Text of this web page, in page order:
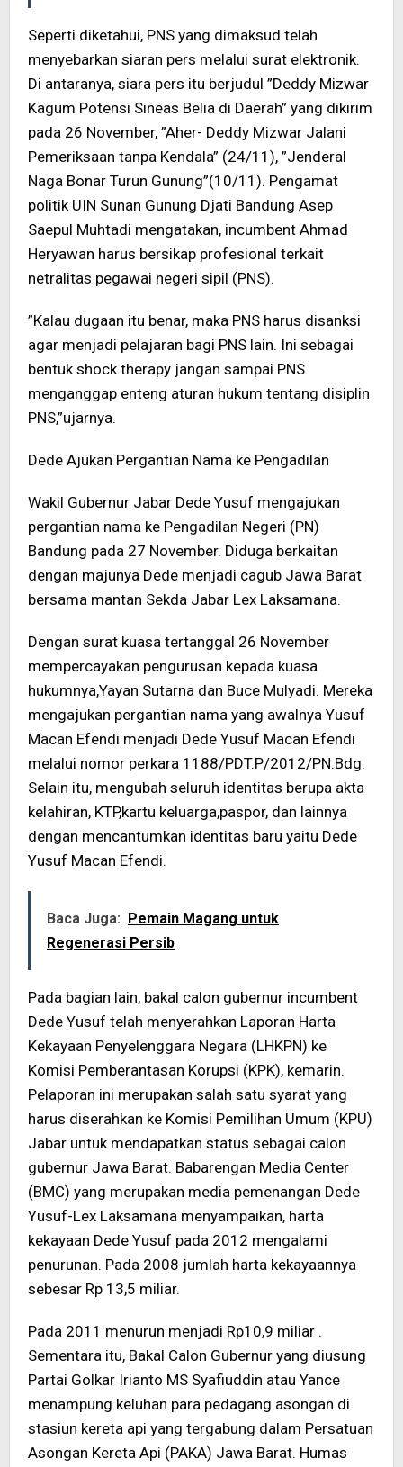
Seperti diketahui, PNS yang dimaksud telah
menyebarkan siaran pers melalui surat elektronik.
Di antaranya, siara pers itu berjudul ”Deddy Mizwar
Kagum Potensi Sineas Belia di Daerah” yang dikirim
pada 26 November, ”Aher- Deddy Mizwar Jalani
Pemeriksaan tanpa Kendala” (24/11), ”Jenderal
Naga Bonar Turun Gunung”(10/11). Pengamat
politik UIN Sunan Gunung Djati Bandung Asep
Saepul Muhtadi mengatakan, incumbent Ahmad
Heryawan harus bersikap profesional terkait
netralitas pegawai negeri sipil (PNS).
”Kalau dugaan itu benar, maka PNS harus disanksi
agar menjadi pelajaran bagi PNS lain. Ini sebagai
bentuk shock therapy jangan sampai PNS
menganggap enteng aturan hukum tentang disiplin
PNS,”ujarnya.
Dede Ajukan Pergantian Nama ke Pengadilan
Wakil Gubernur Jabar Dede Yusuf mengajukan
pergantian nama ke Pengadilan Negeri (PN)
Bandung pada 27 November. Diduga berkaitan
dengan majunya Dede menjadi cagub Jawa Barat
bersama mantan Sekda Jabar Lex Laksamana.
Dengan surat kuasa tertanggal 26 November
mempercayakan pengurusan kepada kuasa
hukumnya,Yayan Sutarna dan Buce Mulyadi. Mereka
mengajukan pergantian nama yang awalnya Yusuf
Macan Efendi menjadi Dede Yusuf Macan Efendi
melalui nomor perkara 1188/PDT.P/2012/PN.Bdg.
Selain itu, mengubah seluruh identitas berupa akta
kelahiran, KTP,kartu keluarga,paspor, dan lainnya
dengan mencantumkan identitas baru yaitu Dede
Yusuf Macan Efendi.
Baca Juga: Pemain Magang untuk
Regenerasi Persib
Pada bagian lain, bakal calon gubernur incumbent
Dede Yusuf telah menyerahkan Laporan Harta
Kekayaan Penyelenggara Negara (LHKPN) ke
Komisi Pemberantasan Korupsi (KPK), kemarin.
Pelaporan ini merupakan salah satu syarat yang
harus diserahkan ke Komisi Pemilihan Umum (KPU)
Jabar untuk mendapatkan status sebagai calon
gubernur Jawa Barat. Babarengan Media Center
(BMC) yang merupakan media pemenangan Dede
Yusuf-Lex Laksamana menyampaikan, harta
kekayaan Dede Yusuf pada 2012 mengalami
penurunan. Pada 2008 jumlah harta kekayaannya
sebesar Rp 13,5 miliar.
Pada 2011 menurun menjadi Rp10,9 miliar .
Sementara itu, Bakal Calon Gubernur yang diusung
Partai Golkar Irianto MS Syafiuddin atau Yance
menampung keluhan para pedagang asongan di
stasiun kereta api yang tergabung dalam Persatuan
Asongan Kereta Api (PAKA) Jawa Barat. Humas